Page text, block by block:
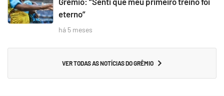
eterno”
há 5 meses
VER TODAS AS NOTÍCIAS DO GRÊMIO